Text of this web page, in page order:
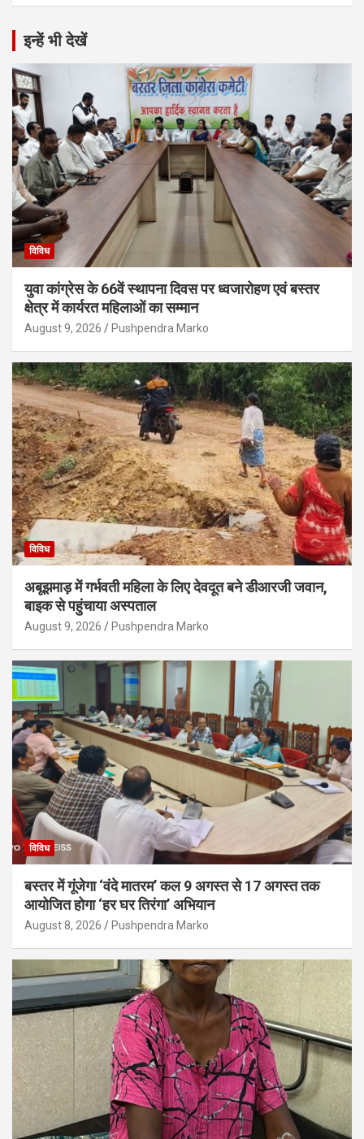
इन्हें भी देखें
विविध
युवा कांग्रेस के 66वें स्थापना दिवस पर ध्वजारोहण एवं बस्तर
क्षेत्र में कार्यरत महिलाओं का सम्मान
August 9, 2026 Pushpendra Marko
विविध
अबूझमाड़ में गर्भवती महिला के लिए देवदूत बने डीआरजी जवान,
बाइक से पहुंचाया अस्पताल
August 9, 2026 Pushpendra Marko
विविध
बस्तर में गूंजेगा ‘वंदे मातरम’ कल 9 अगस्त से 17 अगस्त तक
आयोजित होगा ‘हर घर तिरंगा’ अभियान
August 8, 2026 Pushpendra Marko